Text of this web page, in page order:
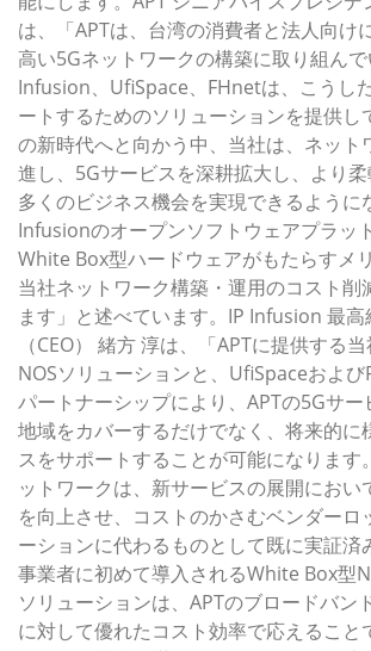
は、「APTは、台湾の消費者と法人向け
高い5Gネットワークの構築に取り組ん
Infusion、UfiSpace、FHnetは、こうし
ートするためのソリューションを提供し
の新時代へと向かう中、当社は、ネット
進し、5Gサービスを深耕拡大し、より
多くのビジネス機会を実現できるように
Infusionのオープンソフトウェアプラッ
White Box型ハードウェアがもたらすメ
当社ネットワーク構築・運用のコスト削
ます」と述べています。IP Infusion 最
（CEO） 緒方 淳は、「APTに提供する
NOSソリューションと、UfiSpaceおよ
パートナーシップにより、APTの5Gサー
地域をカバーするだけでなく、将来的に
スをサポートすることが可能になりま
ットワークは、新サービスの展開におい
を向上させ、コストのかさむベンダーロ
ーションに代わるものとして既に実証済
事業者に初めて導入されるWhite Box型
ソリューションは、APTのブロードバン
に対して優れたコスト効率で応えること